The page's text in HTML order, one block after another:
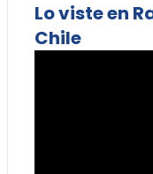
Lo viste en
Chile